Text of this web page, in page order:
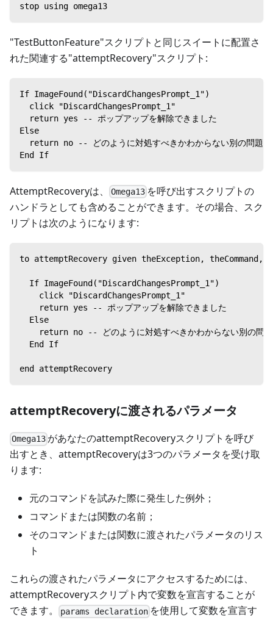
stop using omega13
"TestButtonFeature"スクリプトと同じスイートに配置さ
れた関連する"attemptRecovery"スクリプト:
If ImageFound("DiscardChangesPrompt_1")
  click "DiscardChangesPrompt_1"
  return yes -- ポップアップを解除できました
Else
return no -- どのように対処すべきかわからない別の問題で
End If
AttemptRecoveryは、 Omega13 を呼び出すスクリプトの
ハンドラとしても含めることができます。その場合、スク
リプトは次のようになります:
to attemptRecovery given theException, theCommand,
  If ImageFound("DiscardChangesPrompt_1")
    click "DiscardChangesPrompt_1"
    return yes -- ポップアップを解除できました
  Else
return no -- どのように対処すべきかわからない別の問
  End If
end attemptRecovery
attemptRecoveryに渡されるパラメータ
Omega13 があなたのattemptRecoveryスクリプトを呼び
出すとき、attemptRecoveryは3つのパラメータを受け取
ります:
元のコマンドを試みた際に発生した例外；
コマンドまたは関数の名前；
そのコマンドまたは関数に渡されたパラメータのリス
ト
これらの渡されたパラメータにアクセスするためには、
attemptRecoveryスクリプト内で変数を宣言することが
できます。
params declaration を使用して変数を宣言す